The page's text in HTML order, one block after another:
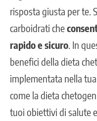
risposta giusta per te.
carboidrati che
rapido e sicuro. In
benefici della dieta
implementata nella
come la dieta
tuoi obiettivi di salute